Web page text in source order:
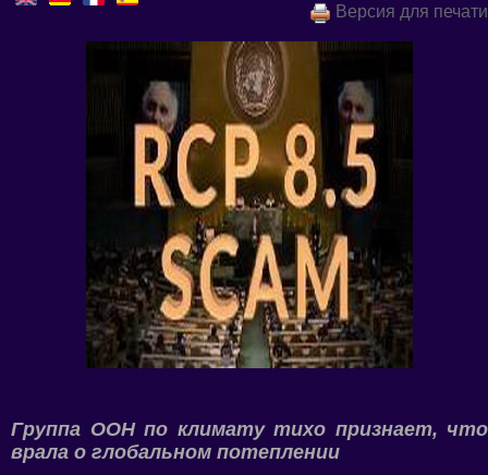
Версия для печати
Группа ООН по климату тихо признает, что
врала о глобальном потеплении